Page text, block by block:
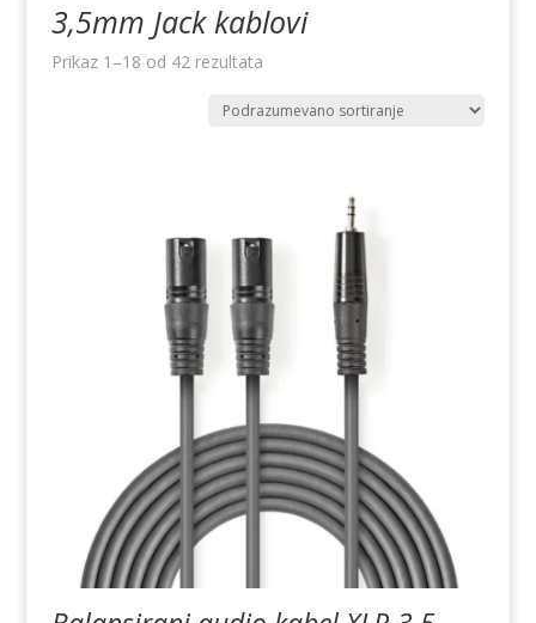
3,5mm Jack kablovi
Prikaz 1–18 od 42 rezultata